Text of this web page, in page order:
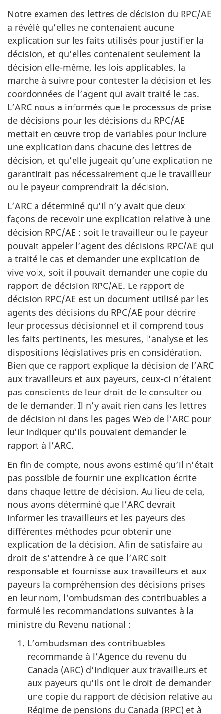
Notre examen des lettres de décision du RPC/AE
a révélé qu’elles ne contenaient aucune
explication sur les faits utilisés pour justifier la
décision, et qu’elles contenaient seulement la
décision elle-même, les lois applicables, la
marche à suivre pour contester la décision et les
coordonnées de l’agent qui avait traité le cas.
L’ARC nous a informés que le processus de prise
de décisions pour les décisions du RPC/AE
mettait en œuvre trop de variables pour inclure
une explication dans chacune des lettres de
décision, et qu’elle jugeait qu’une explication ne
garantirait pas nécessairement que le travailleur
ou le payeur comprendrait la décision.
L’ARC a déterminé qu’il n’y avait que deux
façons de recevoir une explication relative à une
décision RPC/AE : soit le travailleur ou le payeur
pouvait appeler l’agent des décisions RPC/AE qui
a traité le cas et demander une explication de
vive voix, soit il pouvait demander une copie du
rapport de décision RPC/AE. Le rapport de
décision RPC/AE est un document utilisé par les
agents des décisions du RPC/AE pour décrire
leur processus décisionnel et il comprend tous
les faits pertinents, les mesures, l’analyse et les
dispositions législatives pris en considération.
Bien que ce rapport explique la décision de l’ARC
aux travailleurs et aux payeurs, ceux-ci n’étaient
pas conscients de leur droit de le consulter ou
de le demander. Il n’y avait rien dans les lettres
de décision ni dans les pages Web de l’ARC pour
leur indiquer qu’ils pouvaient demander le
rapport à l’ARC.
En fin de compte, nous avons estimé qu’il n’était
pas possible de fournir une explication écrite
dans chaque lettre de décision. Au lieu de cela,
nous avons déterminé que l’ARC devrait
informer les travailleurs et les payeurs des
différentes méthodes pour obtenir une
explication de la décision. Afin de satisfaire au
droit de s’attendre à ce que l’ARC soit
responsable et fournisse aux travailleurs et aux
payeurs la compréhension des décisions prises
en leur nom, l'ombudsman des contribuables a
formulé les recommandations suivantes à la
ministre du Revenu national :
L’ombudsman des contribuables
recommande à l’Agence du revenu du
Canada (ARC) d’indiquer aux travailleurs et
aux payeurs qu’ils ont le droit de demander
une copie du rapport de décision relative au
Régime de pensions du Canada (RPC) et à